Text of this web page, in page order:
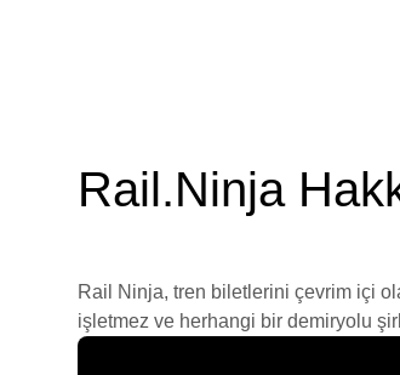
Rail.Ninja
Rail Ninja, tren biletlerini çevrim içi
işletmez ve herhangi bir demiryolu